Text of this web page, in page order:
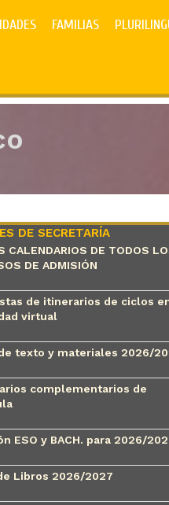
FAMILIAS
DE SECRETARÍA
CALENDARIOS DE TODOS
DE ADMISIÓN
de itinerarios de ciclos
virtual
texto y materiales 2026/
complementarios de
ESO y BACH. para 2026/
Libros 2026/2027